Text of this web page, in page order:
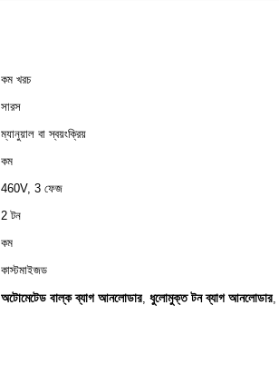
কম খরচ
সারস
ম্যানুয়াল বা স্বয়ংক্রিয়
কম
460V, 3 ফেজ
2 টন
কম
কাস্টমাইজড
অটোমেটেড বাল্ক ব্যাগ আনলোডার, ধুলোমুক্ত টন ব্যাগ আনলোডার,